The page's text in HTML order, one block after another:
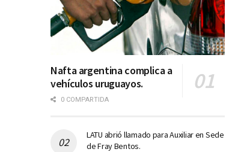
Nafta argentina complica a
vehículos uruguayos.
0 COMPARTIDA
LATU abrió llamado para Auxiliar en Sede
de Fray Bentos.